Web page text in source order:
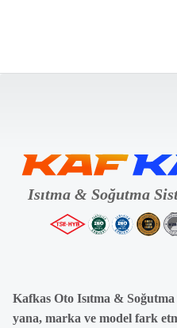
Kafkas Oto Isıtma & Soğutma
yana, marka ve model fark